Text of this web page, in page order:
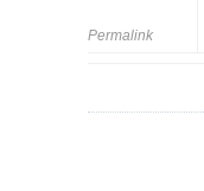
Permalink